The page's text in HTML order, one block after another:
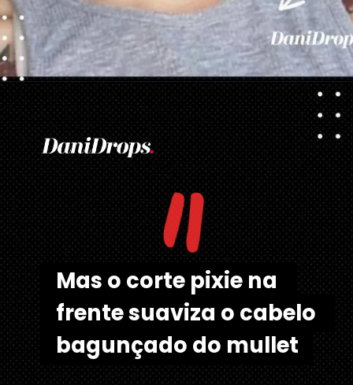
Opening
"
Mas o corte pixie na
frente suaviza o cabelo
bagunçado do mullet
Mas o corte pixie na
frente suaviza o cabelo
bagunçado do mullet